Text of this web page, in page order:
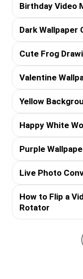
Birthday Video
Dark Wallpaper
Cute Frog
Valentine
Yellow
Happy White
Purple
Live Photo
How to Flip a
Rotator